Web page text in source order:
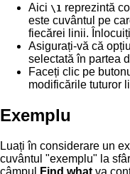
Aici \1 reprezintă
este cuvântul pe
fiecărei linii. Înlocuiți
Asigurați-vă că
selectată în partea
Faceți clic pe
modificările tuturor
Exemplu
Luați în considerare un
cuvântul "exemplu" la
câmpul
Find what va